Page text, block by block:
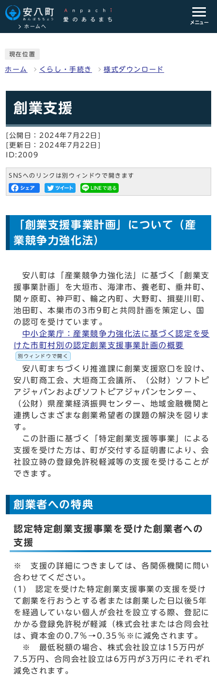
ホームへ
メニュー
現在位置
ホーム くらし・手続き 様式ダウンロード
創業支援
[公開日：2024年7月22日]
[更新日：2024年7月22日]
ID:2009
SNSへのリンクは別ウィンドウで開きます
「創業支援事業計画」について（産
業競争力強化法）
安八町は「産業競争力強化法」に基づく「創業支
援事業計画」を大垣市、海津市、養老町、垂井町、
関ヶ原町、神戸町、輪之内町、大野町、揖斐川町、
池田町、本巣市の3市9町と共同計画を策定し、国
の認可を受けています。
中小企業庁：産業競争力強化法に基づく認定を受
けた市町村別の認定創業支援事業計画の概要
別ウィンドウで開く
安八町まちづくり推進課に創業支援窓口を設け、
安八町商工会、大垣商工会議所、（公財）ソフトピ
アジャパンおよびソフトピアジャパンセンター、
（公財）県産業経済振興センター、地域金融機関と
連携しさまざまな創業希望者の課題の解決を図りま
す。
この計画に基づく「特定創業支援等事業」による
支援を受けた方は、町が交付する証明書により、会
社設立時の登録免許税軽減等の支援を受けることが
できます。
創業者への特典
認定特定創業支援事業を受けた創業者への
支援
※ 支援の詳細につきましては、各関係機関に問い
合わせてください。
(1) 認定を受けた特定創業支援事業の支援を受け
て創業を行おうとする者または創業した日以後5年
を経過していない個人が会社を設立する際、登記に
かかる登録免許税が軽減（株式会社または合同会社
は、資本金の0.7％→0.35％※に減免されます。
※ 最低税額の場合、株式会社設立は15万円が
7.5万円、合同会社設立は6万円が3万円にそれぞれ
減免されます。